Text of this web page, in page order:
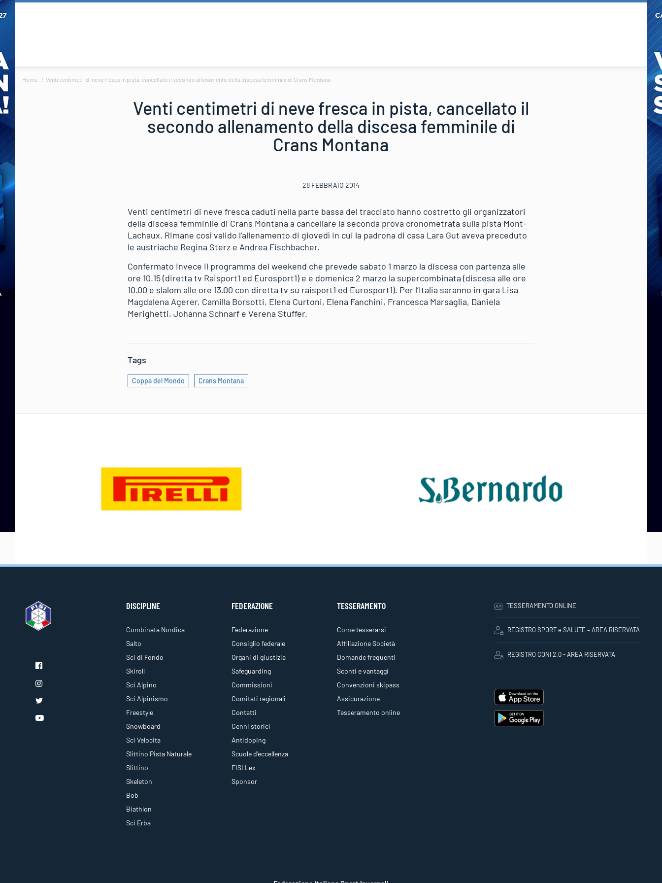
Home Venti centimetri di neve fresca in pista, cancellato il secondo allenamento della discesa femminile di Crans Montana
Venti centimetri di neve fresca in pista, cancellato il
secondo allenamento della discesa femminile di
Crans Montana
28 FEBBRAIO 2014
Venti centimetri di neve fresca caduti nella parte bassa del tracciato hanno costretto gli organizzatori
della discesa femminile di Crans Montana a cancellare la seconda prova cronometrata sulla pista Mont-
Lachaux. Rimane così valido l’allenamento di giovedì in cui la padrona di casa Lara Gut aveva preceduto
le austriache Regina Sterz e Andrea Fischbacher.
Confermato invece il programma del weekend che prevede sabato 1 marzo la discesa con partenza alle
ore 10.15 (diretta tv Raisport1 ed Eurosport1) e e domenica 2 marzo la supercombinata (discesa alle ore
10.00 e slalom alle ore 13.00 con diretta tv su raisport1 ed Eurosport1). Per l’Italia saranno in gara Lisa
Magdalena Agerer, Camilla Borsotti, Elena Curtoni, Elena Fanchini, Francesca Marsaglia, Daniela
Merighetti, Johanna Schnarf e Verena Stuffer.
Tags
Coppa del Mondo Crans Montana
DISCIPLINE
Combinata Nordica
Salto
Sci di Fondo
Skiroll
Sci Alpino
Sci Alpinismo
Freestyle
Snowboard
Sci Velocita
Slittino Pista Naturale
Slittino
Skeleton
Bob
Biathlon
Sci Erba
FEDERAZIONE
Federazione
Consiglio federale
Organi di giustizia
Safeguarding
Commissioni
Comitati regionali
Contatti
Cenni storici
Antidoping
Scuole d'eccellenza
FISI Lex
Sponsor
TESSERAMENTO
Come tesserarsi
Affiliazione Società
Domande frequenti
Sconti e vantaggi
Convenzioni skipass
Assicurazione
Tesseramento online
TESSERAMENTO ONLINE
REGISTRO SPORT e SALUTE – AREA RISERVATA
REGISTRO CONI 2.0 - AREA RISERVATA